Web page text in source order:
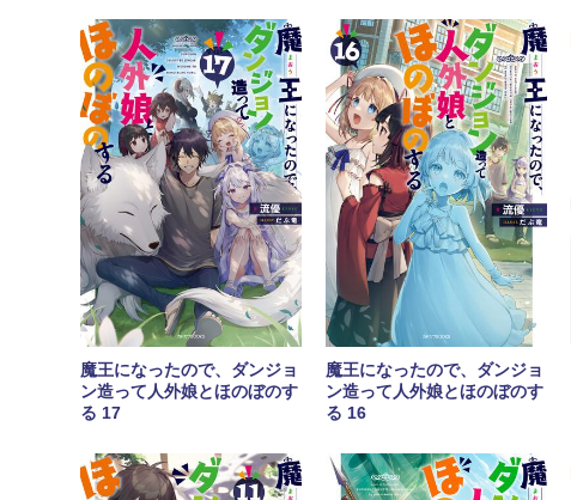
魔王になったので、ダンジョ
ン造って人外娘とほのぼのす
る 17
魔王になったので、ダンジョ
ン造って人外娘とほのぼのす
る 16